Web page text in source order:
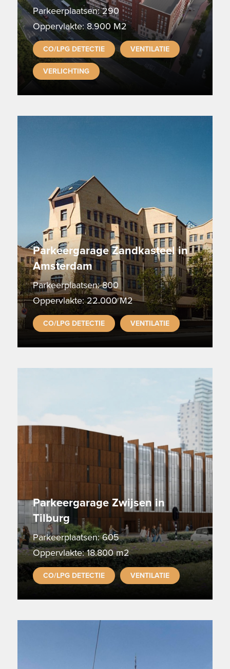
Parkeerplaatsen: 290
Oppervlakte: 8.900 M2
CO/LPG DETECTIE VENTILATIE
VERLICHTING
Parkeergarage Zandkasteel in
Amsterdam
Parkeerplaatsen: 800
Oppervlakte: 22.000 M2
CO/LPG DETECTIE VENTILATIE
Parkeergarage Zwijsen in
Tilburg
Parkeerplaatsen: 605
Oppervlakte: 18.800 m2
CO/LPG DETECTIE VENTILATIE